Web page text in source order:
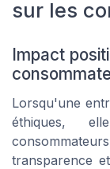
sur les
Impact
Lorsqu'une
éthiques,
transparence